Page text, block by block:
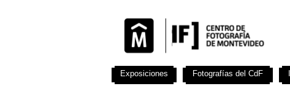
Exposiciones Fotografías del CdF